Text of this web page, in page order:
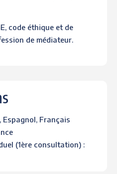
code éthique et de
de médiateur.
Espagnol, Français
(1ère consultation) :